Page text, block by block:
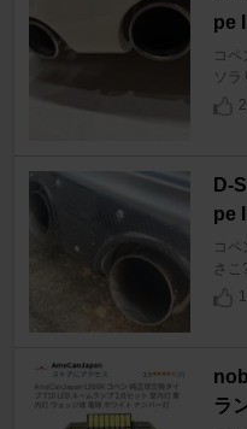
pe II
コペ
ソラ
D-
pe II
コペ
さこ
ラ